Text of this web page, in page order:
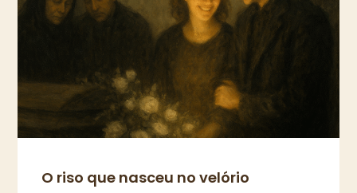
O riso que nasceu no velório